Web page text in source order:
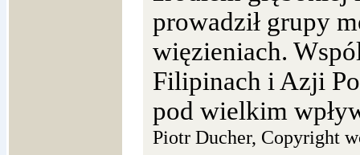
prowadził grupy
więzieniach.
Filipinach i Azji
pod wielkim
Piotr Ducher, Copyright